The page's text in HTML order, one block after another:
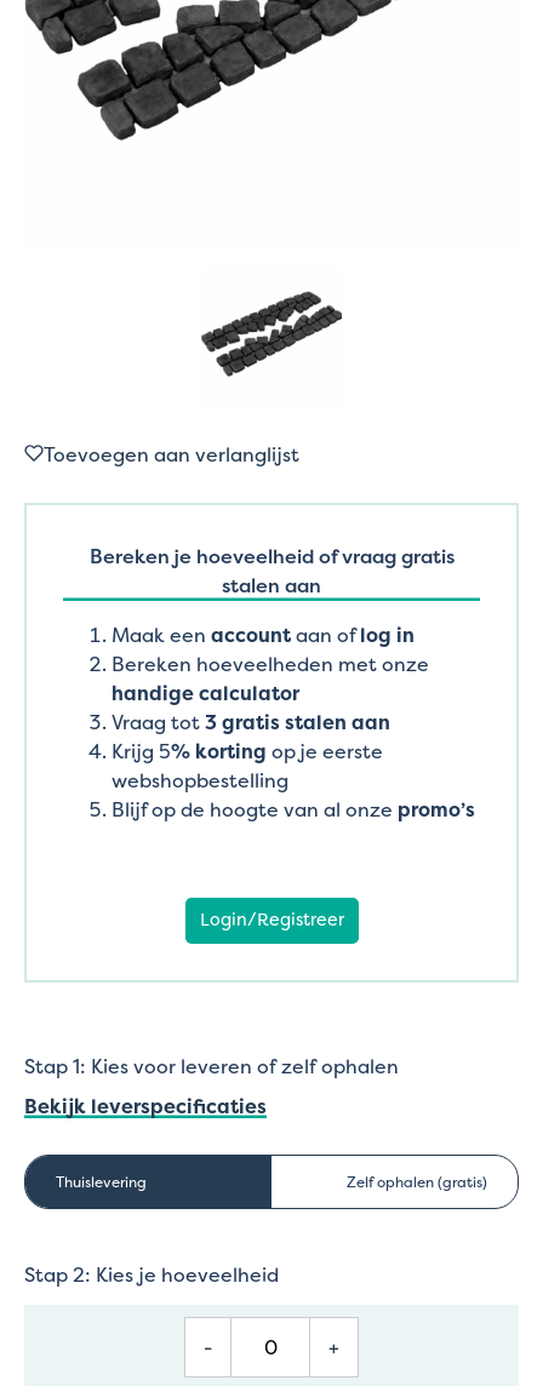
Toevoegen aan verlanglijst
Bereken je hoeveelheid of vraag gratis
stalen aan
Maak een accountaan oflog in
Bereken hoeveelheden met onze
handige calculator
Vraag tot3 gratis stalen aan
Krijg 5% korting op je eerste
webshopbestelling
Blijf op de hoogte van al onze promo’s
Login/Registreer
Stap 1: Kies voor leveren of zelf ophalen
Bekijk leverspecificaties
Thuislevering Zelf ophalen (gratis)
Stap 2: Kies je hoeveelheid
- +